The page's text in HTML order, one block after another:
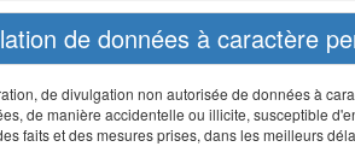
de données à caractère
de divulgation non autorisée de données à
de manière accidentelle ou illicite, susceptible
faits et des mesures prises, dans les meilleurs